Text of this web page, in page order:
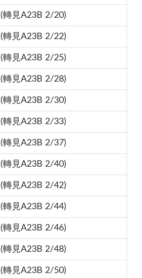
(轉見A23B 2/20)
(轉見A23B 2/22)
(轉見A23B 2/25)
(轉見A23B 2/28)
(轉見A23B 2/30)
(轉見A23B 2/33)
(轉見A23B 2/37)
(轉見A23B 2/40)
(轉見A23B 2/42)
(轉見A23B 2/44)
(轉見A23B 2/46)
(轉見A23B 2/48)
(轉見A23B 2/50)